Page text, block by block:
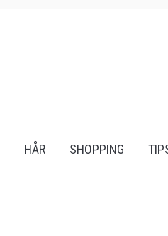
HÅR SHOPPING